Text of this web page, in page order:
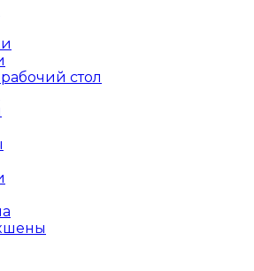
стол